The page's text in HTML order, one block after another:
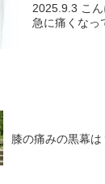
2025.9.3 こ
急に痛くなっ
膝の痛みの黒幕